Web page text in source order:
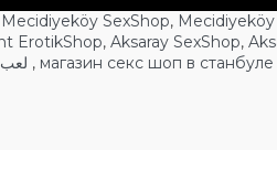
Mecidiyeköy SexShop,
ErotikShop, Aksaray SexShop,
| , магазин секс шоп в станбуле